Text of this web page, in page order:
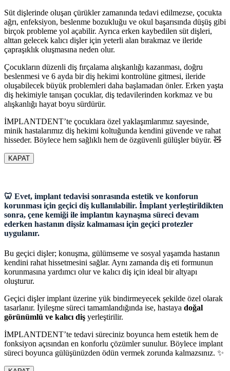
Süt dişlerinde oluşan çürükler zamanında tedavi edilmezse, çocukta
ağrı, enfeksiyon, beslenme bozukluğu ve okul başarısında düşüş gibi
birçok probleme yol açabilir. Ayrıca erken kaybedilen süt dişleri,
alttan gelecek kalıcı dişler için yeterli alan bırakmaz ve ileride
çapraşıklık oluşmasına neden olur.
Çocukların düzenli diş fırçalama alışkanlığı kazanması, doğru
beslenmesi ve 6 ayda bir diş hekimi kontrolüne gitmesi, ileride
oluşabilecek büyük problemleri daha başlamadan önler. Erken yaşta
diş hekimiyle tanışan çocuklar, diş tedavilerinden korkmaz ve bu
alışkanlığı hayat boyu sürdürür.
İMPLANTDENT’te çocuklara özel yaklaşımlarımız sayesinde,
minik hastalarımız diş hekimi koltuğunda kendini güvende ve rahat
hisseder. Böylece hem sağlıklı hem de özgüvenli gülüşler büyür. 🧸
KAPAT
🦷 Evet, implant tedavisi sonrasında estetik ve konforun
korunması için geçici diş kullanılabilir. İmplant yerleştirildikten
sonra, çene kemiği ile implantın kaynaşma süreci devam
ederken hastanın dişsiz kalmaması için geçici protezler
uygulanır.
Bu geçici dişler; konuşma, gülümseme ve sosyal yaşamda hastanın
kendini rahat hissetmesini sağlar. Aynı zamanda diş eti formunun
korunmasına yardımcı olur ve kalıcı diş için ideal bir altyapı
oluşturur.
Geçici dişler implant üzerine yük bindirmeyecek şekilde özel olarak
tasarlanır. İyileşme süreci tamamlandığında ise, hastaya doğal
görünümlü ve kalıcı diş yerleştirilir.
İMPLANTDENT’te tedavi süreciniz boyunca hem estetik hem de
fonksiyon açısından en konforlu çözümler sunulur. Böylece implant
süreci boyunca gülüşünüzden ödün vermek zorunda kalmazsınız. ✨